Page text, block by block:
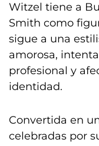
Witzel tiene a
Smith como
sigue a una
amorosa,
profesional y
identidad.
Convertida en
celebradas por